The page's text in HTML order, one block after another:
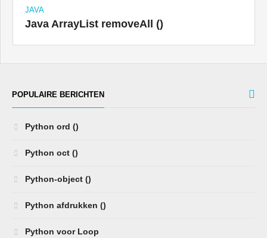
JAVA
Java ArrayList removeAll ()
POPULAIRE BERICHTEN
Python ord ()
Python oct ()
Python-object ()
Python afdrukken ()
Python voor Loop